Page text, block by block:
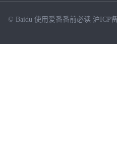
© Baidu 使用爱番番前必读 沪ICP